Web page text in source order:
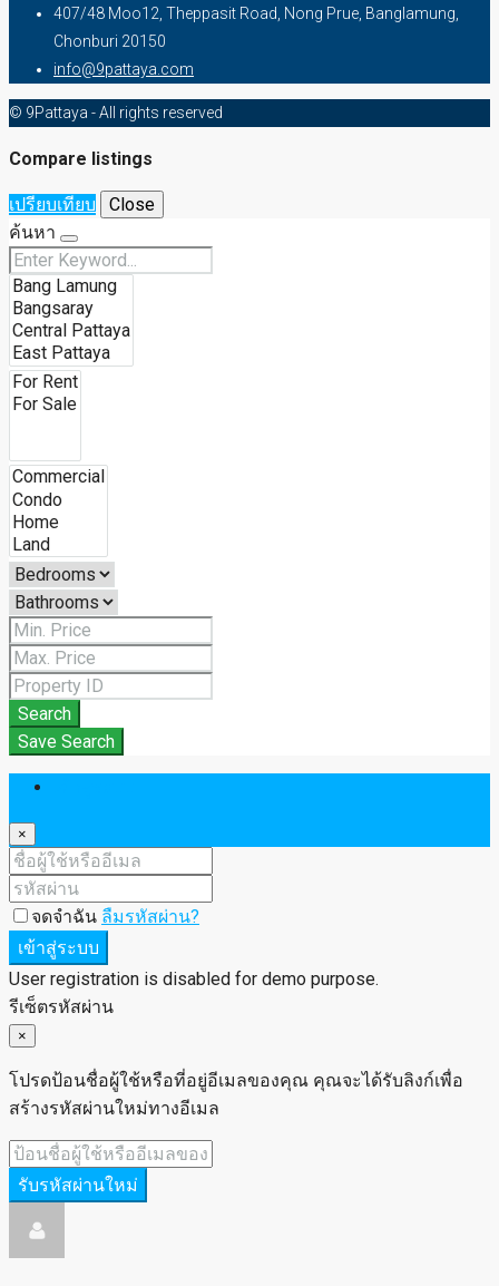
407/48 Moo12, Theppasit Road, Nong Prue, Banglamung,
Chonburi 20150
info@9pattaya.com
© 9Pattaya - All rights reserved
Compare listings
เปรียบเทียบ
Close
ค้นหา
Search
Save Search
×
จดจำฉัน ลืมรหัสผ่าน?
เข้าสู่ระบบ
User registration is disabled for demo purpose.
รีเซ็ตรหัสผ่าน
×
โปรดป้อนชื่อผู้ใช้หรือที่อยู่อีเมลของคุณ คุณจะได้รับลิงก์เพื่อ
สร้างรหัสผ่านใหม่ทางอีเมล
รับรหัสผ่านใหม่